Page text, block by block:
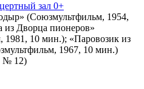
зал 0+
(Союзмультфильм, 1954,
Дворца пионеров»
1981, 10 мин.); «Паровозик из
1967, 10 мин.)
№ 12)